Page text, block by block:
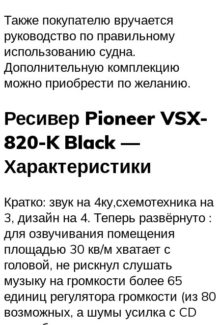
Также покупателю вручается
руководство по правильному
использованию судна.
Дополнительную комплекцию
можно приобрести по желанию.
Ресивер Pioneer VSX-
820-K Black —
Характеристики
Кратко: звук на 4ку,схемотехника на
3, дизайн на 4. Теперь развёрнуто :
для озвучивания помещения
площадью 30 кв/м хватает с
головой, не рискнул слушать
музыку на громкости более 65
единиц регулятора громкости (из 80
возможных, а шумы усилка с CD